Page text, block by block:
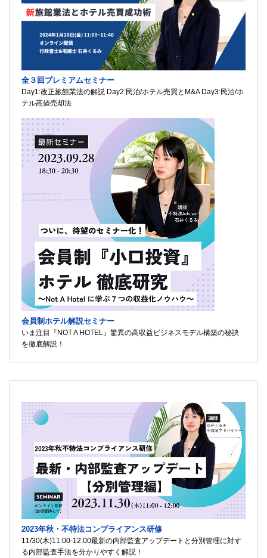
全３回プレミアムセミナー
Day1:改正旅館業法の解説 Day2:民泊/ホテル売買とM&A Day3:民泊/ホ
テル高値売却法
会員制ホテル解説セミナー
いま注目『NOT A HOTEL』驚異の高収益ビジネスモデル構築の秘訣
を徹底解説！
2023年秋・不特法コンプライアンス研修
11/30(木)11:00-12:00最新の内部監査アップデートと分別管理に対す
る内部監査手法を分かりやすく解説！